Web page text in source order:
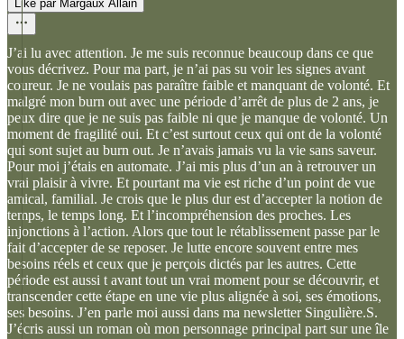
Liké par Margaux Allain
J’ai lu avec attention. Je me suis reconnue beaucoup dans ce que
vous décrivez. Pour ma part, je n’ai pas su voir les signes avant
coureur. Je ne voulais pas paraître faible et manquant de volonté. Et
malgré mon burn out avec une période d’arrêt de plus de 2 ans, je
peux dire que je ne suis pas faible ni que je manque de volonté. Un
moment de fragilité oui. Et c’est surtout ceux qui ont de la volonté
qui sont sujet au burn out. Je n’avais jamais vu la vie sans saveur.
Pour moi j’étais en automate. J’ai mis plus d’un an à retrouver un
vrai plaisir à vivre. Et pourtant ma vie est riche d’un point de vue
amical, familial. Je crois que le plus dur est d’accepter la notion de
temps, le temps long. Et l’incompréhension des proches. Les
injonctions à l’action. Alors que tout le rétablissement passe par le
fait d’accepter de se reposer. Je lutte encore souvent entre mes
besoins réels et ceux que je perçois dictés par les autres. Cette
période est aussi t avant tout un vrai moment pour se découvrir, et
transcender cette étape en une vie plus alignée à soi, ses émotions,
ses besoins. J’en parle moi aussi dans ma newsletter Singulière.S.
J’écris aussi un roman où mon personnage principal part sur une île